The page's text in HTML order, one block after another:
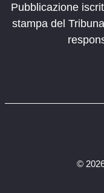
Pubblicazione
stampa del
©